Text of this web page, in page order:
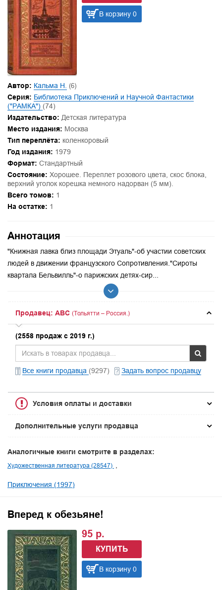
В корзину 0
Автор: Кальма Н. (6)
Серия: Библиотека Приключений и Научной Фантастики
("РАМКА") (74)
Издательство: Детская литература
Место издания: Москва
Тип переплёта: коленкоровый
Год издания: 1979
Формат: Стандартный
Состояние: Хорошее. Переплет розового цвета, скос блока,
верхний уголок корешка немного надорван (5 мм).
Всего томов: 1
На остатке: 1
Аннотация
"Книжная лавка близ площади Этуаль"-об участии советских
людей в движении французского Сопротивления."Сироты
квартала Бельвилль"-о парижских детях-сир...
Продавец: ABC (Тольятти – Россия.)
(2558 продаж с 2019 г.)
Все книги продавца (9297) Задать вопрос продавцу
Условия оплаты и доставки
Дополнительные услуги продавца
Аналогичные книги смотрите в разделах:
Художественная литература (28547)
Приключения (1997)
Вперед к обезьяне!
95 р.
КУПИТЬ
В корзину 0